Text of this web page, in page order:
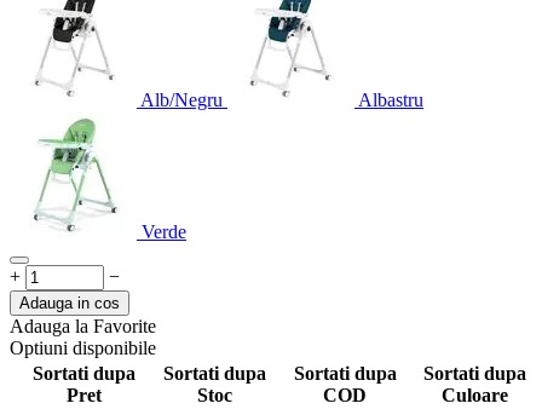
Alb/Negru Albastru
Verde
+ −
Adauga in cos
Adauga la Favorite
Optiuni disponibile
Sortati dupa
Pret
Sortati dupa
Stoc
Sortati dupa
COD
Sortati dupa
Culoare